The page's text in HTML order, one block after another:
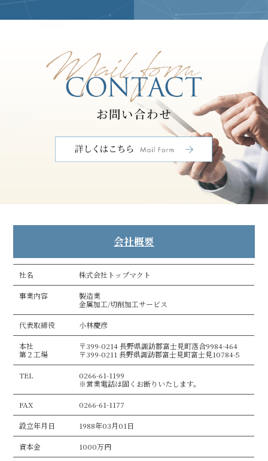
会社概要
社名 株式会社トップマクト
事業内容
製造業
金属加工/切削加工サービス
代表取締役 小林慶彦
本社
第２工場
〒399-0214 長野県諏訪郡富士見町落合9984-464
〒399-0211 長野県諏訪郡富士見町富士見10784-5
TEL
0266-61-1199
※営業電話は固くお断りいたします。
FAX 0266-61-1177
設立年月日 1988年03月01日
資本金 1000万円